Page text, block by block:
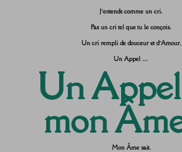
J’entends comme un cri.
Pas un cri tel que tu le conçois.
Un cri rempli de douceur et d’Amour.
Un Appel …
Un
mon
Mon Âme sait.